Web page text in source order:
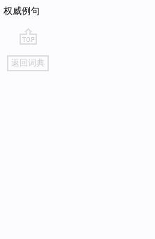
权威例句
go
top
返回词典